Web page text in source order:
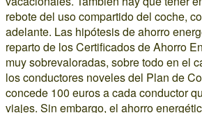
rebote del uso compartido del coche,
adelante. Las hipótesis de ahorro
reparto de los Certificados de Ahorro
muy sobrevaloradas, sobre todo en el
los conductores noveles del Plan de
concede 100 euros a cada conductor
viajes. Sin embargo, el ahorro